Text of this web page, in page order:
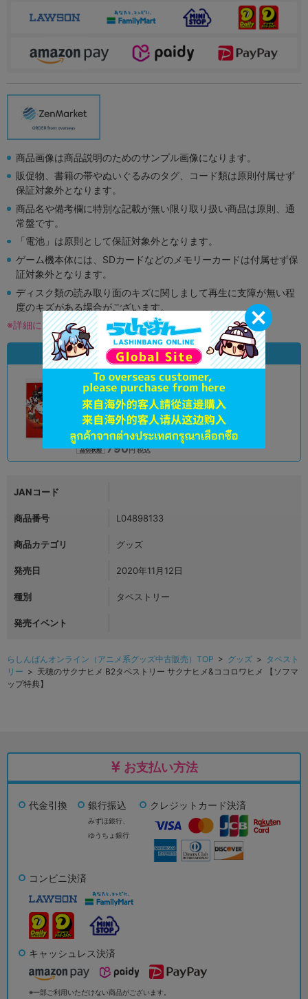
商品画像は商品説明のためのサンプル画像になります。
販促物、書籍の帯やぬいぐるみのタグ、コード類は原則付属せず
保証対象外となります。
商品名や備考欄に特別な記載が無い限り取り扱い商品は原則、通
常盤です。
「電池」は原則として保証対象外となります。
ゲーム機本体には、SDカードなどのメモリーカードは付属せず保
証対象外となります。
ディスク類の読み取り面のキズに関しまして再生に支障が無い程
度のキズがある場合がございます。
※詳細につきましてはコチラ
状態違いの同一商品
状態 :A
オンライン
品切状態 790円 税込
JANコード
商品番号 L04898133
商品カテゴリ グッズ
発売日 2020年11月12日
種別 タペストリー
発売イベント
らしんばんオンライン（アニメ系グッズ中古販売）TOP > グッズ > タペスト
リー > 天穂のサクナヒメ B2タペストリー サクナヒメ&ココロワヒメ 【ソフマ
ップ特典】
お支払い方法
代金引換 銀行振込
みずほ銀行、
ゆうちょ銀行
クレジットカード決済
コンビニ決済
キャッシュレス決済
※一部ご利用いただけない商品がございます。